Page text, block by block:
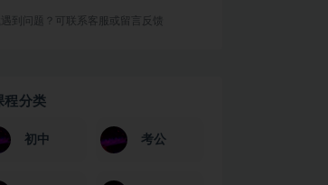
遇到问题？可联系客服或留言反馈
程分类
初中 考公